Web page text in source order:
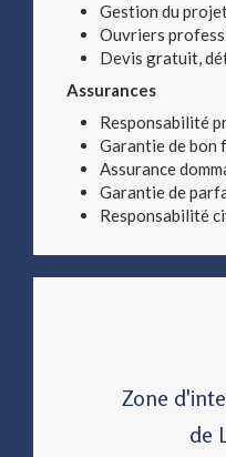
Gestion du
Ouvriers
Devis gratuit,
Assurances
Responsabilité
Garantie de bon
Assurance
Garantie de
Responsabilité
Zone
de